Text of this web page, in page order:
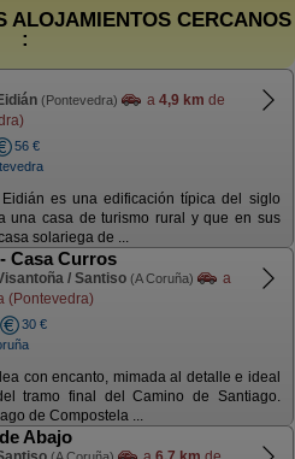
ALOJAMIENTOS CERCANOS
:
(Pontevedra) a 4,9 km de
56 €
es una edificación típica del siglo
una casa de turismo rural y que en sus
solariega de ...
Casa Curros
/ Santiso (A Coruña)
a
(Pontevedra)
30 €
con encanto, mimada al detalle e ideal
tramo final del Camino de Santiago.
de Compostela ...
Abajo